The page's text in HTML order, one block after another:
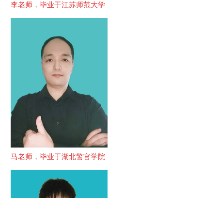
李老师，毕业于江苏师范大学
马老师，毕业于湖北警官学院